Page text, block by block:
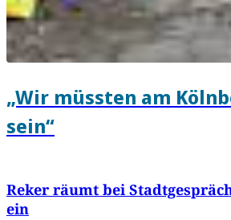
„Wir müssten am
sein“
Reker räumt bei
ein